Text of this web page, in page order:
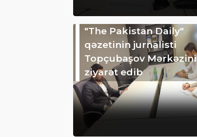
"The Pakistan Daily"
qəzetinin jurnalisti
Topçubaşov Mərkəzini
ziyarət edib